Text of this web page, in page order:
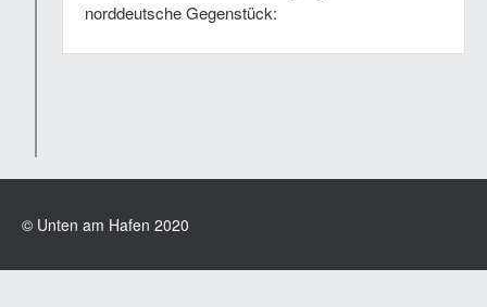
norddeutsche Gegenstück:
© Unten am Hafen 2020